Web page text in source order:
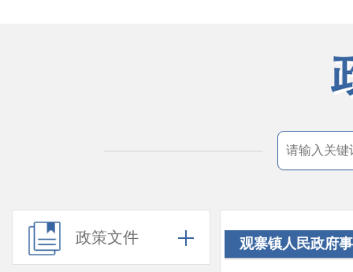
政策文件 观寨镇人民政府